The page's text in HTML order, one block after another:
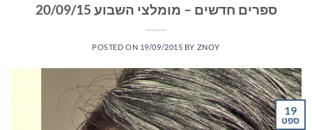
ספרים חדשים – מומלצי השבוע 20/09/15
POSTED ON 19/09/2015 BY ZNOY
19
ספט